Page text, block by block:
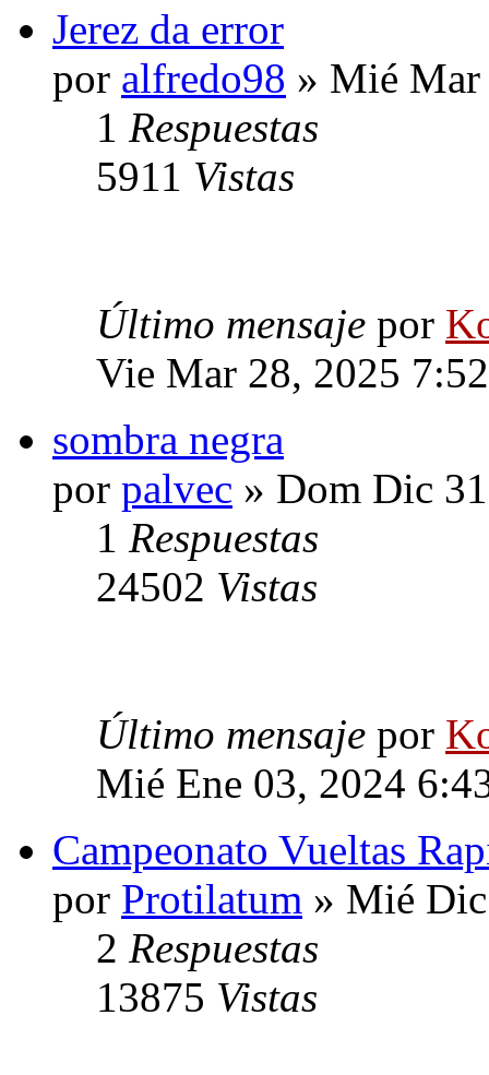
Jerez da error
por alfredo98 » Mié Mar
1 Respuestas
5911 Vistas
Último mensaje por
Vie Mar 28, 2025
sombra negra
por palvec » Dom Dic
1 Respuestas
24502 Vistas
Último mensaje por
Mié Ene 03, 2024
Campeonato Vueltas
por Protilatum » Mié
2 Respuestas
13875 Vistas